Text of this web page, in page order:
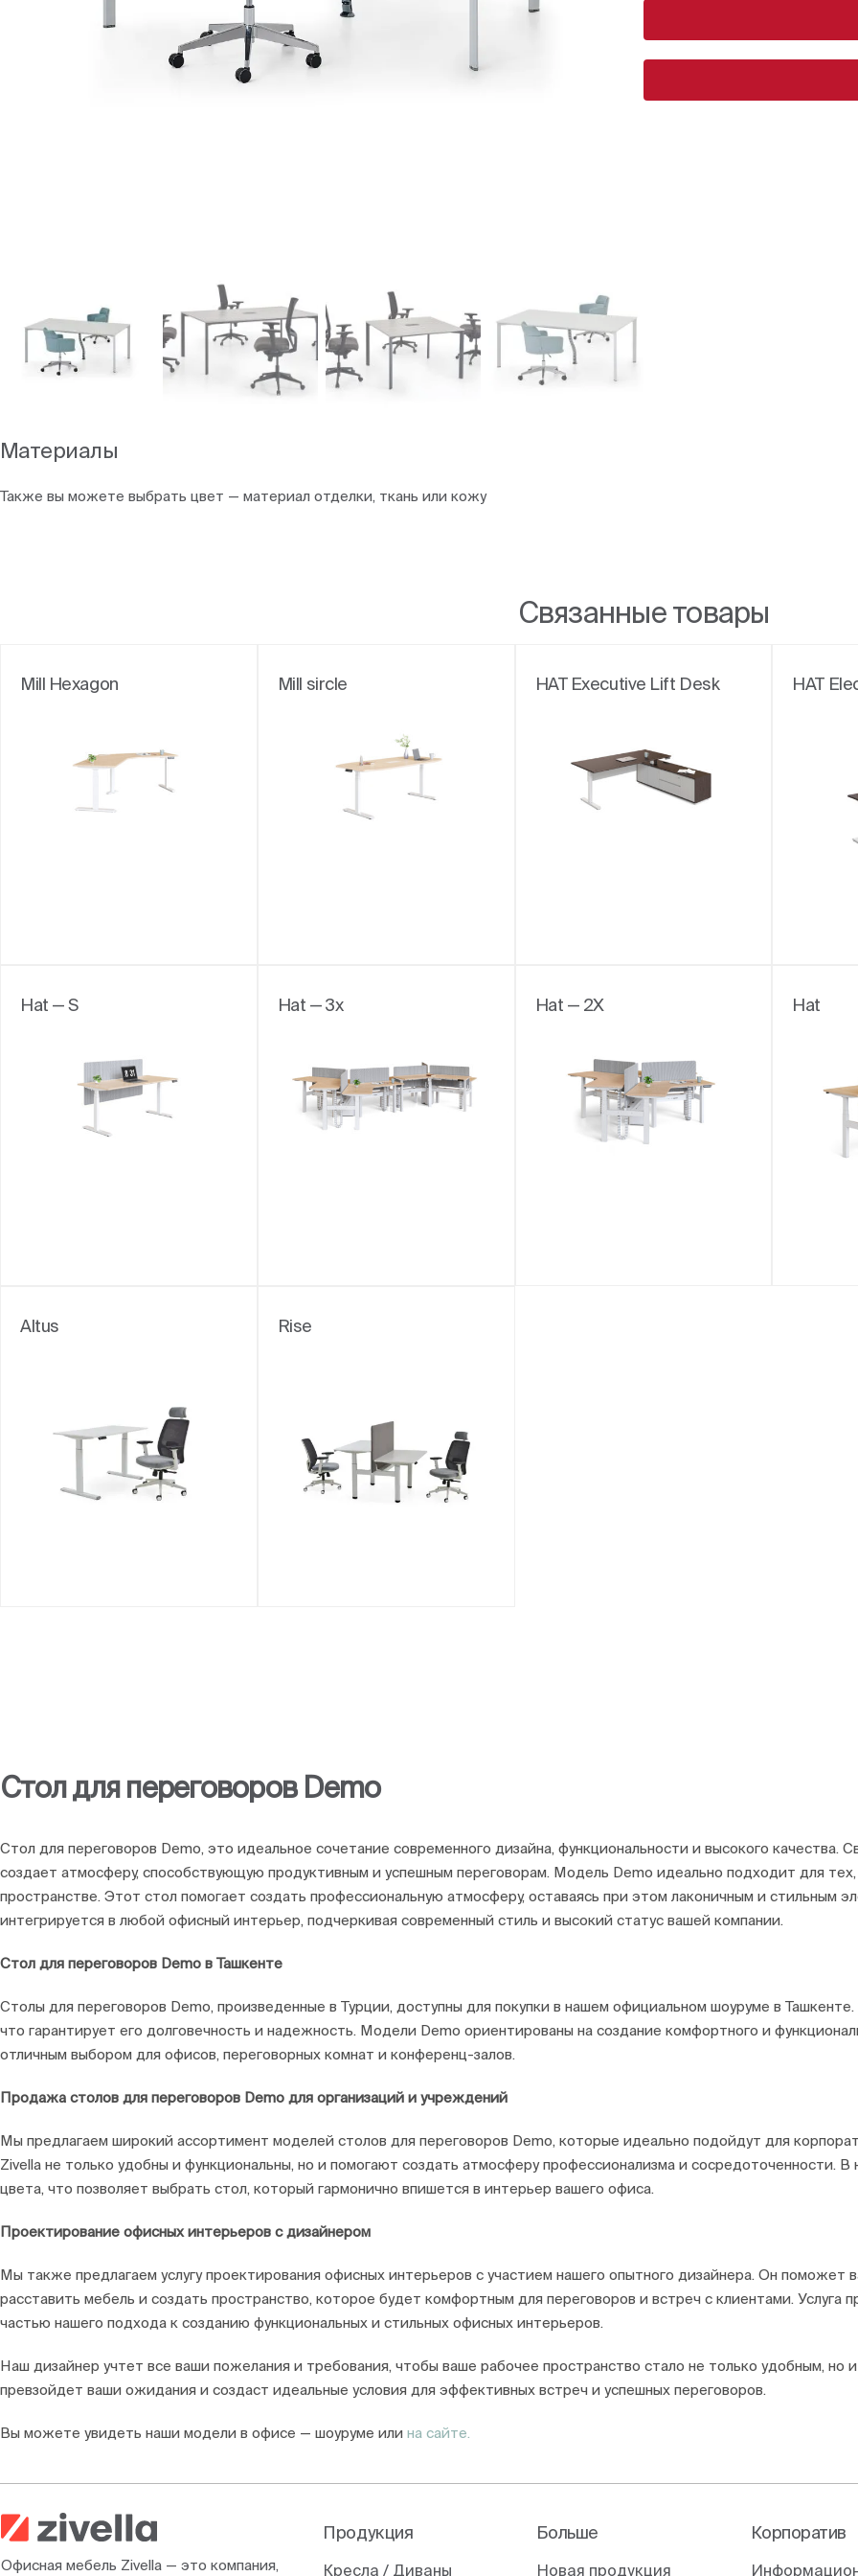
Материалы
Также вы можете выбрать цвет — материал отделки, ткань или кожу
Связанные товары
Mill Hexagon Mill sircle HAT Executive Lift Desk HAT
Hat — S Hat — 3x Hat — 2X Hat
Altus Rise
Стол для переговоров Demo
Стол для переговоров Demo, это идеальное сочетание современного дизайна, функциональности и высокого качества.
создает атмосферу, способствующую продуктивным и успешным переговорам. Модель Demo идеально подходит для
пространстве. Этот стол помогает создать профессиональную атмосферу, оставаясь при этом лаконичным и стильным
интегрируется в любой офисный интерьер, подчеркивая современный стиль и высокий статус вашей компании.
Стол для переговоров Demo в Ташкенте
Столы для переговоров Demo, произведенные в Турции, доступны для покупки в нашем официальном шоуруме в
что гарантирует его долговечность и надежность. Модели Demo ориентированы на создание комфортного и
отличным выбором для офисов, переговорных комнат и конференц-залов.
Продажа столов для переговоров Demo для организаций и учреждений
Мы предлагаем широкий ассортимент моделей столов для переговоров Demo, которые идеально подойдут для
Zivella не только удобны и функциональны, но и помогают создать атмосферу профессионализма и сосредоточенности.
цвета, что позволяет выбрать стол, который гармонично впишется в интерьер вашего офиса.
Проектирование офисных интерьеров с дизайнером
Мы также предлагаем услугу проектирования офисных интерьеров с участием нашего опытного дизайнера. Он поможет
расставить мебель и создать пространство, которое будет комфортным для переговоров и встреч с клиентами. Услуга
частью нашего подхода к созданию функциональных и стильных офисных интерьеров.
Наш дизайнер учтет все ваши пожелания и требования, чтобы ваше рабочее пространство стало не только удобным, но
превзойдет ваши ожидания и создаст идеальные условия для эффективных встреч и успешных переговоров.
Вы можете увидеть наши модели в офисе — шоуруме или на сайте.
Офисная мебель Zivella — это компания,
Продукция
Кресла / Диваны
Больше
Новая продукция
Корпоратив